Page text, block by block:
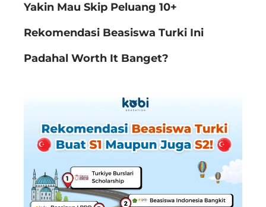
Yakin Mau Skip Peluang 10+
Rekomendasi Beasiswa Turki Ini
Padahal Worth It Banget?